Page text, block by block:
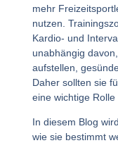
mehr
nutzen.
Kardio- und
unabhängig
aufstellen,
Daher sollten sie
eine wichtige Rolle
In diesem Blog
wie sie bestimmt